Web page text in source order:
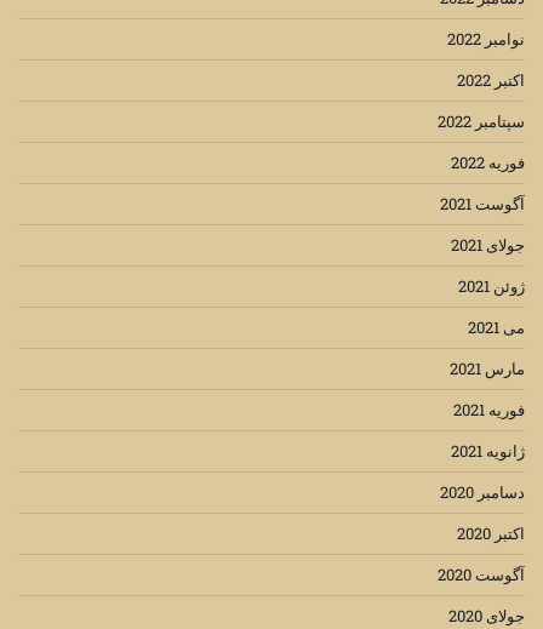
نوامبر 2022
اکتبر 2022
سپتامبر 2022
فوریه 2022
آگوست 2021
جولای 2021
ژوئن 2021
می 2021
مارس 2021
فوریه 2021
ژانویه 2021
دسامبر 2020
اکتبر 2020
آگوست 2020
جولای 2020